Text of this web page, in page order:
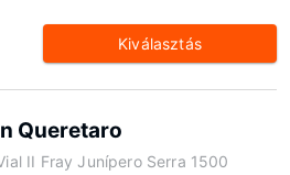
Kiválasztás
Queretaro
II Fray Junípero Serra 1500